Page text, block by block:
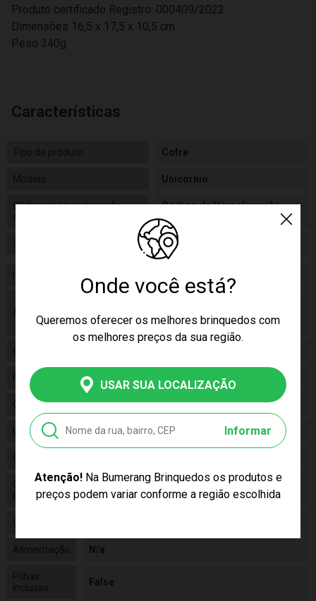
Onde você está?
Queremos oferecer os melhores brinquedos com
os melhores preços da sua região.
USAR SUA LOCALIZAÇÃO
Informar
Atenção!Na Bumerang Brinquedos os produtos e
preços podem variar conforme a região escolhida
Produto certificado Registro: 000409/2022
Dimensões 16,5 x 17,5 x 10,5 cm
Peso 340g
Características
Tipo de produto Cofre
Modelo Unicornio
Código de Homologação
Anatel
Código de Homologação
Anatel
Certificado/ Selo Inmetro Certificado/ Selo Inmetro
Aviso
mostradas acima e o produto. Imagens
meramente ilustrativas.
Gênero
Personagem N/a
Categoria N/a
Linha Brinquedo
Código
Código de
Barras
7896054026058
Composição
Alimentação N/a
Pilhas
Inclusas
False